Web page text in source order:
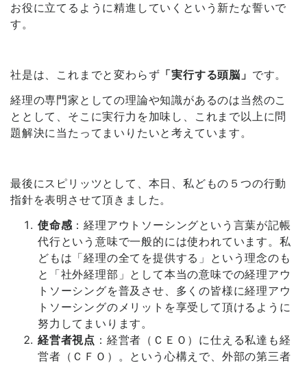
お役に立てるように精進していくという新たな誓いで
す。
社是は、これまでと変わらず 「実行する頭脳」 です。
経理の専門家としての理論や知識があるのは当然のこ
ととして、そこに実行力を加味し、これまで以上に問
題解決に当たってまいりたいと考えています。
最後にスピリッツとして、本日、私どもの５つの行動
指針を表明させて頂きました。
使命感：経理アウトソーシングという言葉が記帳
代行という意味で一般的には使われています。私
どもは「経理の全てを提供する」という理念のも
と「社外経理部」として本当の意味での経理アウ
トソーシングを普及させ、多くの皆様に経理アウ
トソーシングのメリットを享受して頂けるように
努力してまいります。
経営者視点 ：経営者（ＣＥＯ）に仕える私達も経
営者（ＣＦＯ）。という心構えで、外部の第三者